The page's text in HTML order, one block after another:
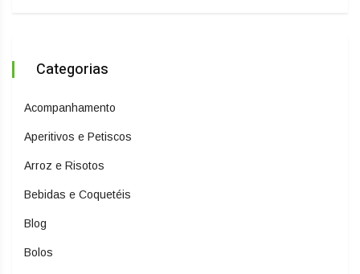
Categorias
Acompanhamento
Aperitivos e Petiscos
Arroz e Risotos
Bebidas e Coquetéis
Blog
Bolos